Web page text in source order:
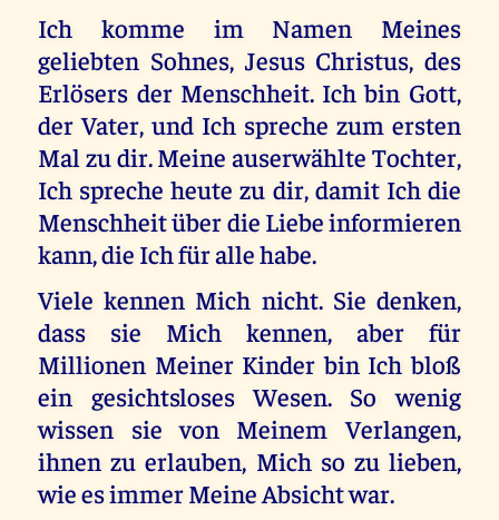
Ich komme im Namen Meines
geliebten Sohnes, Jesus Christus, des
Erlösers der Menschheit. Ich bin Gott,
der Vater, und Ich spreche zum ersten
Mal zu dir. Meine auserwählte Tochter,
Ich spreche heute zu dir, damit Ich die
Menschheit über die Liebe informieren
kann, die Ich für alle habe.
Viele kennen Mich nicht. Sie denken,
dass sie Mich kennen, aber für
Millionen Meiner Kinder bin Ich bloß
ein gesichtsloses Wesen. So wenig
wissen sie von Meinem Verlangen,
ihnen zu erlauben, Mich so zu lieben,
wie es immer Meine Absicht war.